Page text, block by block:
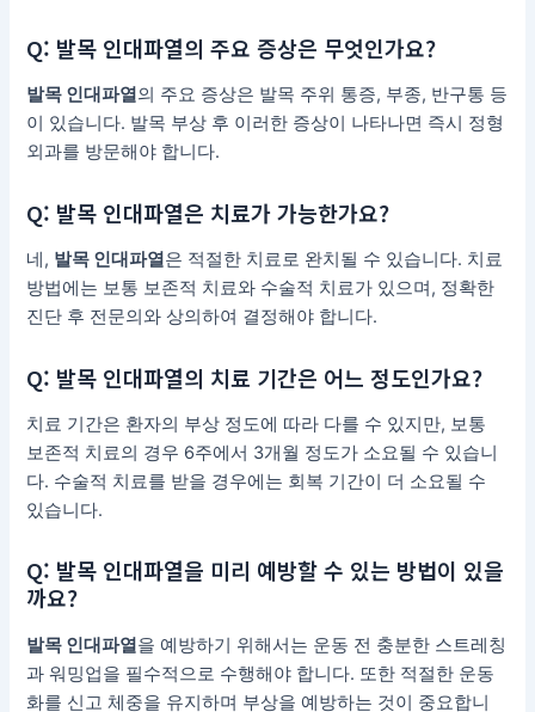
Q: 발목 인대파열의 주요 증상은 무엇인가요?
발목 인대파열의 주요 증상은 발목 주위 통증, 부종, 반구통 등
이 있습니다. 발목 부상 후 이러한 증상이 나타나면 즉시 정형
외과를 방문해야 합니다.
Q: 발목 인대파열은 치료가 가능한가요?
네, 발목 인대파열은 적절한 치료로 완치될 수 있습니다. 치료
방법에는 보통 보존적 치료와 수술적 치료가 있으며, 정확한
진단 후 전문의와 상의하여 결정해야 합니다.
Q: 발목 인대파열의 치료 기간은 어느 정도인가요?
치료 기간은 환자의 부상 정도에 따라 다를 수 있지만, 보통
보존적 치료의 경우 6주에서 3개월 정도가 소요될 수 있습니
다. 수술적 치료를 받을 경우에는 회복 기간이 더 소요될 수
있습니다.
Q: 발목 인대파열을 미리 예방할 수 있는 방법이 있을
까요?
발목 인대파열을 예방하기 위해서는 운동 전 충분한 스트레칭
과 워밍업을 필수적으로 수행해야 합니다. 또한 적절한 운동
화를 신고 체중을 유지하며 부상을 예방하는 것이 중요합니